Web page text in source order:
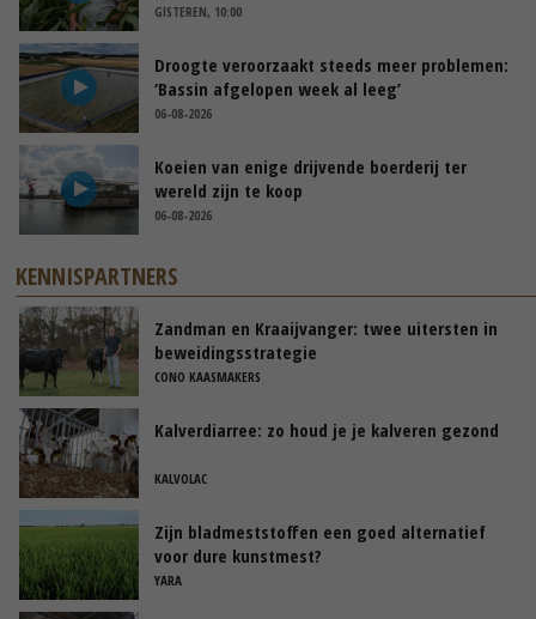
GISTEREN, 10:00
Droogte veroorzaakt steeds meer problemen:
‘Bassin afgelopen week al leeg’
06-08-2026
Koeien van enige drijvende boerderij ter
wereld zijn te koop
06-08-2026
KENNISPARTNERS
Zandman en Kraaijvanger: twee uitersten in
beweidingsstrategie
CONO KAASMAKERS
Kalverdiarree: zo houd je je kalveren gezond
KALVOLAC
Zijn bladmeststoffen een goed alternatief
voor dure kunstmest?
YARA